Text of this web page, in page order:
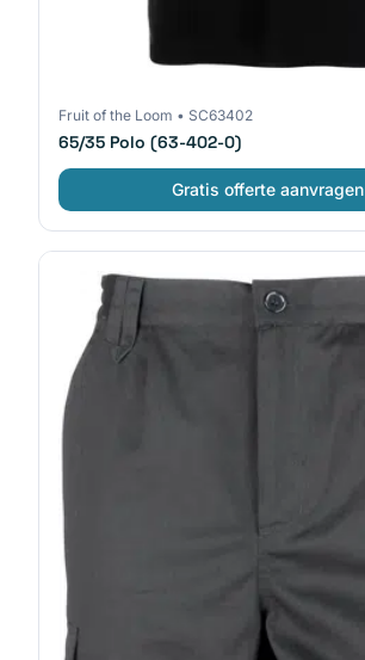
Fruit of the Loom • SC63402
65/35 Polo (63-402-0)
Gratis offerte aanvragen